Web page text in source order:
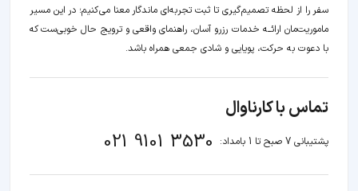
سفر را از لحظه‌ تصمیم‌گیری تا ثبت تجربه‌ای ماندگار معنا می‌کنیم؛ در این مسیر‍
ماموریت‌مان اراﺋــﻪ خدمات رزرو آسان، راهنمای واقعی و ترویج حال خوبی‌ست که
با دعوت به حرکت، پویایی و شادی جمعی همراه باشد.
تماس با کارناوال
پشتیبانی 7 صبح تا 1 بامداد: 021 9101 3530